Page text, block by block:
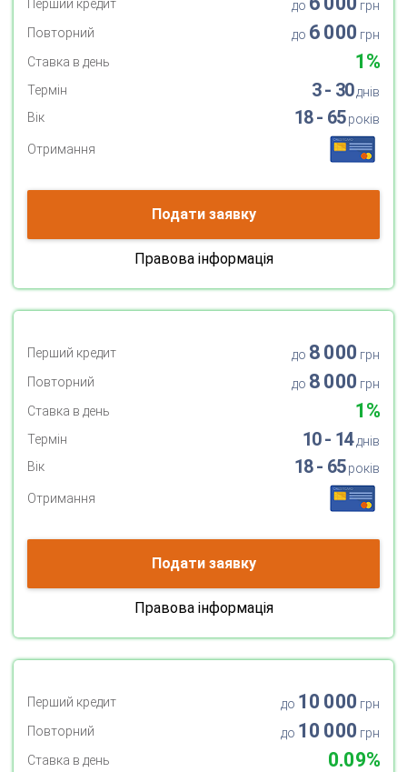
Перший кредит до
грн
Повторний
до 6 000 грн
Ставка в день
1%
Термін 3 - 30днів
Вік
18 - 65років
Отримання
Подати заявку
Правова інформація
Перший кредит до 8 000 грн
Повторний
до 8 000 грн
Ставка в день
1%
Термін 10 - 14днів
Вік
18 - 65років
Отримання
Подати заявку
Правова інформація
Перший кредит до 10 000 грн
Повторний
до 10 000 грн
Ставка в день
0.09%